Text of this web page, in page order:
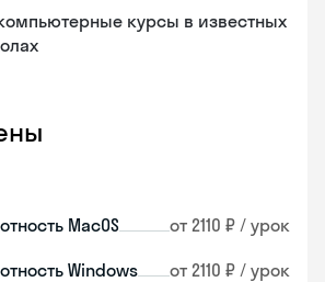
курсы в известных
MacOS от 2110 ₽ / урок
Windows от 2110 ₽ / урок